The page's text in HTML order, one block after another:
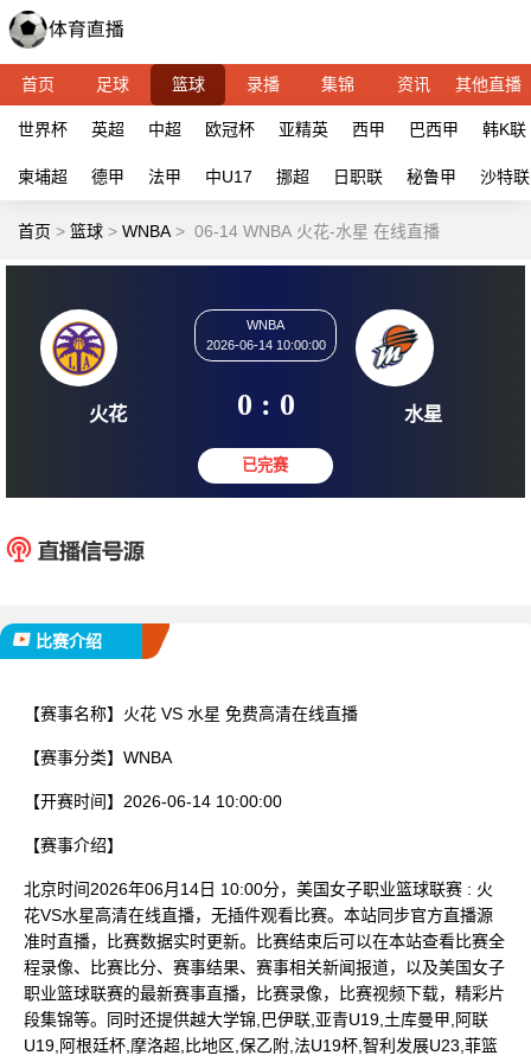
首页 足球 篮球 录播 集锦 资讯 其他直播
世界杯 英超 中超 欧冠杯 亚精英 西甲 巴西甲 韩K联
柬埔超 德甲 法甲 中U17 挪超 日职联 秘鲁甲 沙特联
首页 > 篮球 > WNBA > 06-14 WNBA 火花-水星 在线直播
火花
2026-06-14 10:00:00
0 : 0 水
比赛介绍
【赛事名称】 火花 VS 水星 免费高清在线直播
【赛事分类】 WNBA
【开赛时间】 2026-06-14 10:00:00
【赛事介绍】
北京时间2026年06月14日 10:00分，美国女子职业篮球联赛 : 火
花VS水星高清在线直播，无插件观看比赛。本站同步官方直播源
准时直播，比赛数据实时更新。比赛结束后可以在本站查看比赛全
程录像、比赛比分、赛事结果、赛事相关新闻报道，以及美国女子
职业篮球联赛的最新赛事直播，比赛录像，比赛视频下载，精彩片
段集锦等。同时还提供越大学锦,巴伊联,亚青U19,土库曼甲,阿联
U19,阿根廷杯,摩洛超,比地区,保乙附,法U19杯,智利发展U23,菲篮